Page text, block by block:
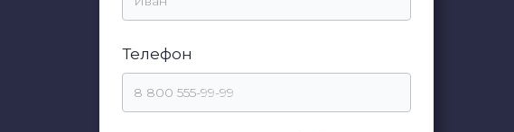
Телефон